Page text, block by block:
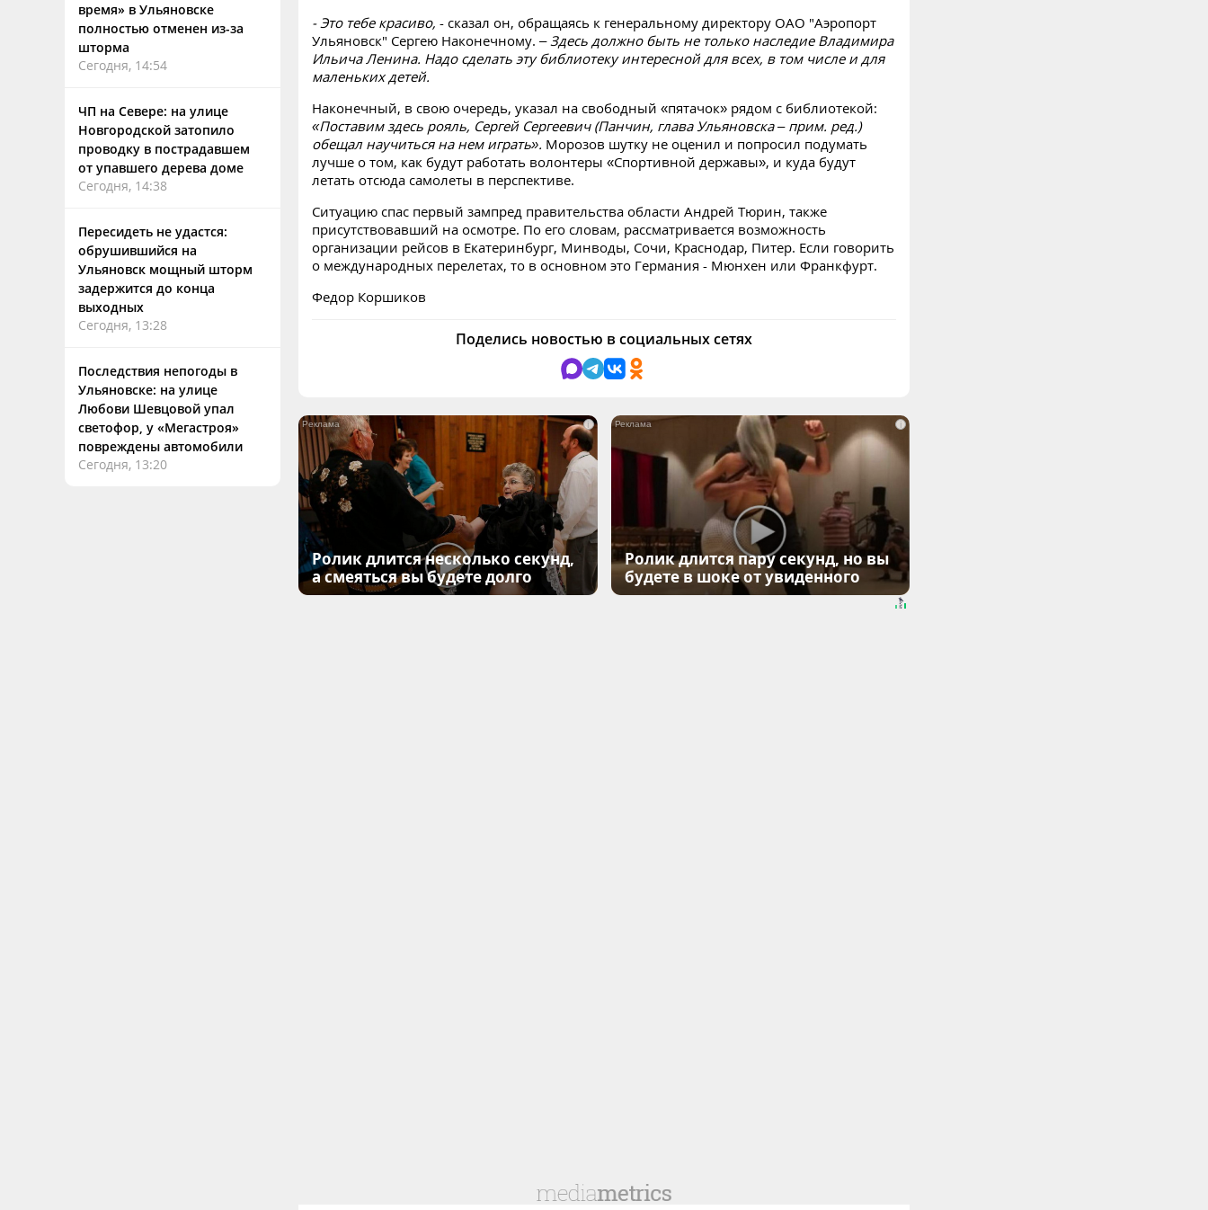
время» в Ульяновске
полностью отменен из-за
шторма
Сегодня, 14:54
ЧП на Севере: на улице
Новгородской затопило
проводку в пострадавшем
от упавшего дерева доме
Сегодня, 14:38
Пересидеть не удастся:
обрушившийся на
Ульяновск мощный шторм
задержится до конца
выходных
Сегодня, 13:28
Последствия непогоды в
Ульяновске: на улице
Любови Шевцовой упал
светофор, у «Мегастроя»
повреждены автомобили
Сегодня, 13:20
- Это тебе красиво, - сказал он, обращаясь к генеральному директору ОАО "Аэропорт
Ульяновск" Сергею Наконечному. –Здесь должно быть не только наследие Владимира
Ильича Ленина. Надо сделать эту библиотеку интересной для всех, в том числе и для
маленьких детей.
Наконечный, в свою очередь, указал на свободный «пятачок» рядом с библиотекой:
«Поставим здесь рояль, Сергей Сергеевич (Панчин, глава Ульяновска – прим. ред.)
обещал научиться на нем играть». Морозов шутку не оценил и попросил подумать
лучше о том, как будут работать волонтеры «Спортивной державы», и куда будут
летать отсюда самолеты в перспективе.
Ситуацию спас первый зампред правительства области Андрей Тюрин, также
присутствовавший на осмотре. По его словам, рассматривается возможность
организации рейсов в Екатеринбург, Минводы, Сочи, Краснодар, Питер. Если говорить
о международных перелетах, то в основном это Германия - Мюнхен или Франкфурт.
Федор Коршиков
Поделись новостью в социальных сетях
i
Ролик длится несколько секунд,
а смеяться вы будете долго
i
Ролик длится пару секунд, но вы
будете в шоке от увиденного